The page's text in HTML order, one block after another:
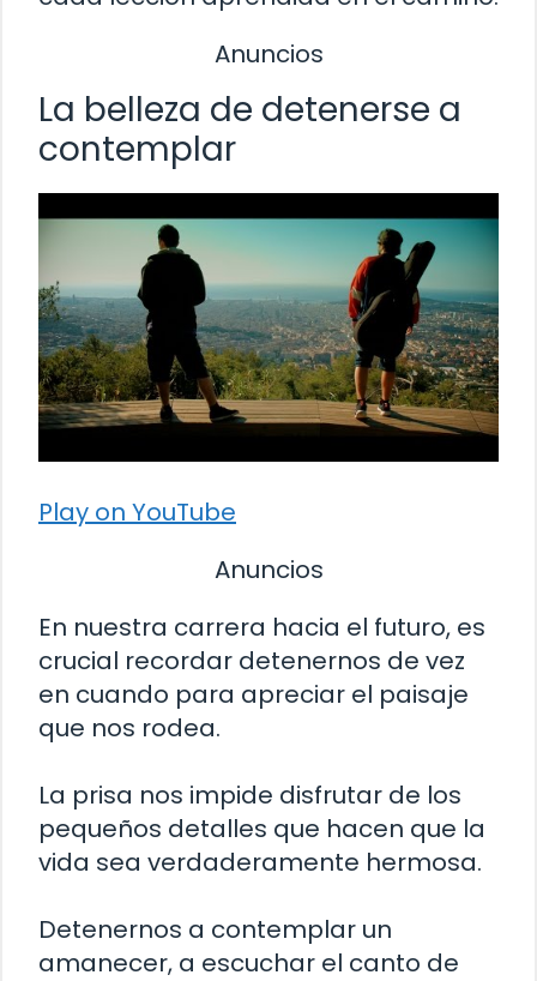
Anuncios
La belleza de detenerse a
contemplar
Play on YouTube
Anuncios
En nuestra carrera hacia el futuro, es
crucial recordar detenernos de vez
en cuando para apreciar el paisaje
que nos rodea.
La prisa nos impide disfrutar de los
pequeños detalles que hacen que la
vida sea verdaderamente hermosa.
Detenernos a contemplar un
amanecer, a escuchar el canto de